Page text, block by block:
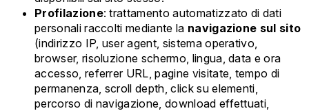
Profilazione: trattamento automatizzato di dati
personali raccolti mediante la navigazione sul sito
(indirizzo IP, user agent, sistema operativo,
browser, risoluzione schermo, lingua, data e ora
accesso, referrer URL, pagine visitate, tempo di
permanenza, scroll depth, click su elementi,
percorso di navigazione, download effettuati,